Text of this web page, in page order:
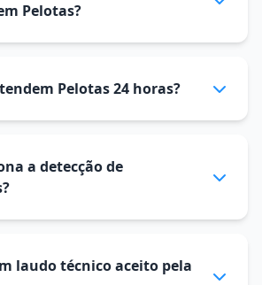
Pelotas?
Pelotas 24 horas?
a detecção de
laudo técnico aceito pela